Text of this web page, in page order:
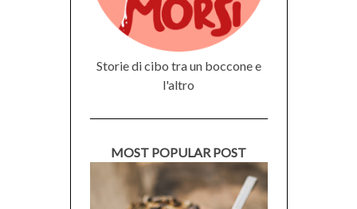
Storie di cibo tra un boccone e
l'altro
MOST POPULAR POST